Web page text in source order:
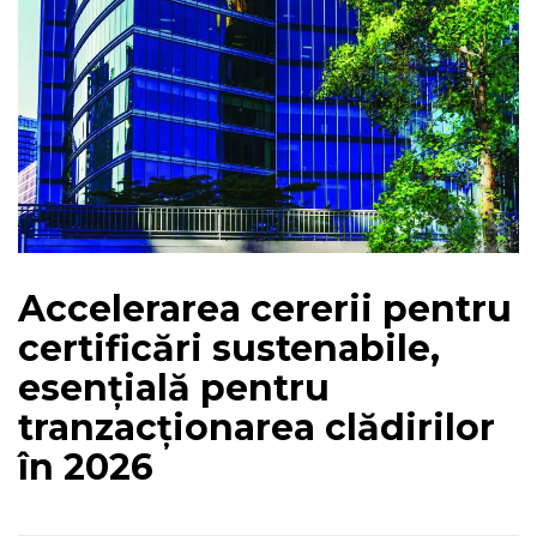
Accelerarea cererii pentru
certificări sustenabile,
esențială pentru
tranzacționarea clădirilor
în 2026